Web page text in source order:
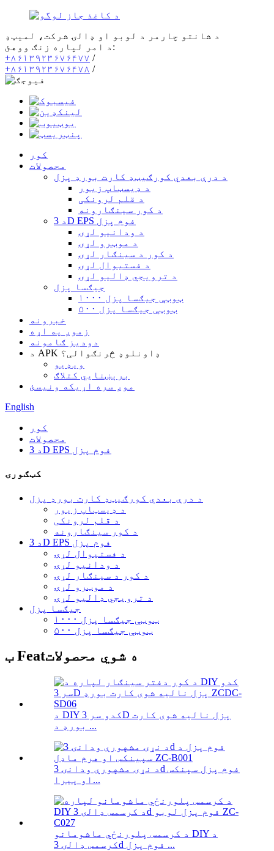
د شانتو چارمر د لوبو او ډالۍ شرکت، لمیټډ
د امر لپاره زنګ ووهئ:
+۸۶۱۳۹۲۳۶۷۶۴۷۷ /
+۸۶۱۳۹۲۳۶۷۶۴۷۸ /
کور
محصولات
د درې بعدي کورګیټډ کارت بورډ پزل
د ډیسټاپ زیور
د قلم لرونکی
د کور سينګارونه
د 3D EPS فوم پزل
د ودانیو لړۍ
د موټرو لړۍ
د کور د سينګار لړۍ
د فستیوال لړۍ
د ترویجي ډالیو لړۍ
جیګسا پزل
۱۰۰۰ ټوټې جیګسا پزل
۵۰۰ ټوټې جیګسا پزل
خبرونه
زموږ په اړه
دودیز ګامونه
د APK ډاونلوډ څرنګوالی؟
ویډیو
برېښنايي کتلاګ
موږ سره اړیکه ونیسئ
English
کور
محصولات
د 3D EPS فوم پزل
کټګورۍ
د درې بعدي کورګیټډ کارت بورډ پزل
د ډیسټاپ زیور
د قلم لرونکی
د کور سينګارونه
د 3D EPS فوم پزل
د فستیوال لړۍ
د ودانیو لړۍ
د کور د سينګار لړۍ
د موټرو لړۍ
د ترویجي ډالیو لړۍ
جیګسا پزل
۱۰۰۰ ټوټې جیګسا پزل
۵۰۰ ټوټې جیګسا پزل
ب Featه شوي محصولات
د DIY کدو سر 3D پزل نالیه شوی کارت
بورډ د ...
د نړۍ مشهورې ودانۍ 3d فوم پزل سپنکس
او پیرا...
د کرسمس پلورنځي ماشومانو DIY د
کرسمس ډالۍ 3d فوم پزل ...